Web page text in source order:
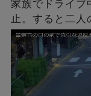
家族でドライブ
止。すると二
や、なんかあ
話しかけに行っ